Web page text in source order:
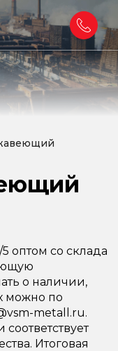
оптом со склада
о наличии,
можно по
metall.ru.
Итоговая